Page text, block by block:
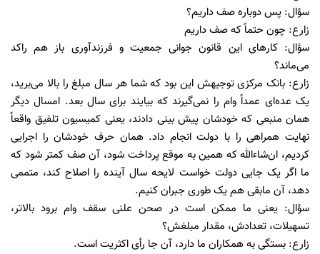
سؤال: پس دوباره صف داریم؟
زارع: چون حتماً که صف داریم
سؤال: کار‌های این قانون جوانی جمعیت و فرزندآوری باز هم راکد
می‌ماند؟
زارع: بانک مرکزی توجیهش این بود که شما هر سال مبلغ را بالا می‌برید،
یک عده‌ای عمداً وام را نمی‌گیرند که بیایند برای سال بعد. امسال دیگر
همان منبعی که خودشان پیش بینی دادند، یعنی کمیسیون تلفیق واقعاً
نهایت همراهی را با دولت انجام داد. همان حرف خودشان را اجرایی
کردیم، ان‌شاءالله که همین به موقع پرداخت شود، آن صف کمتر شود که
ما اگر یک جایی دولت خواست لایحه سال آینده را اصلاح کند، متممی
دهد، آن مابقی هم یک طوری جبران کنیم.
سؤال: یعنی ما ممکن است در صحن علنی سقف وام برود بالاتر،
تسهیلات، تعدادش، مقدار مبلغش؟
زارع: بستگی به همکاران ما دارد، آن جا رأی اکثریت است.